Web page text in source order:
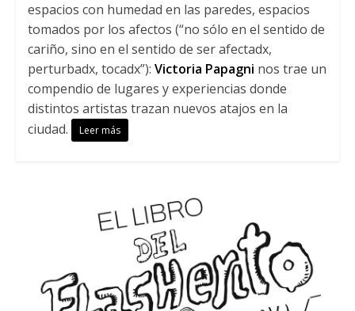
espacios con humedad en las paredes, espacios
tomados por los afectos (“no sólo en el sentido de
cariño, sino en el sentido de ser afectadx,
perturbadx, tocadx”): Victoria Papagni nos trae un
compendio de lugares y experiencias donde
distintos artistas trazan nuevos atajos en la
ciudad.
Leer más